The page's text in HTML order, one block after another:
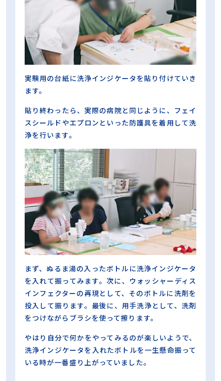
実験用の台紙に洗浄インジケータを貼り付けていき
ます。
貼り終わったら、実際の病院と同じように、フェイ
スシールドやエプロンといった防護具を着用して洗
浄を行います。
まず、ぬるま湯の入ったボトルに洗浄インジケータ
を入れて振ってみます。次に、ウォッシャーディス
インフェクターの再現として、そのボトルに洗剤を
投入して振ります。最後に、用手洗浄として、洗剤
をつけながらブラシを使って擦ります。
やはり自分で何かをやってみるのが楽しいようで、
洗浄インジケータを入れたボトルを一生懸命振って
いる時が一番盛り上がっていました。